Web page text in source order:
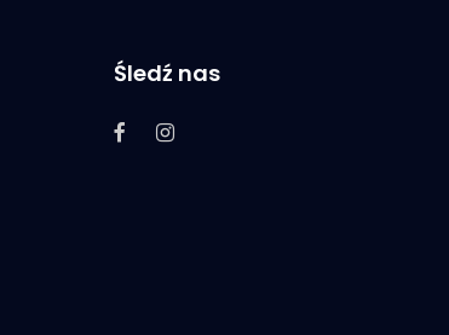
Śledź nas